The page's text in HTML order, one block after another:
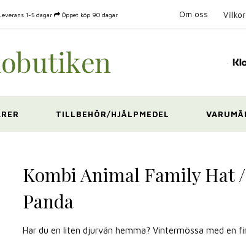
1-5 dagar Öppet köp 90 dagar Om oss Villkor
TILLBEHÖR/HJÄLPMEDEL
Kombi Animal Family Hat
Panda
Har du en liten djurvän hemma? Vintermössa med en